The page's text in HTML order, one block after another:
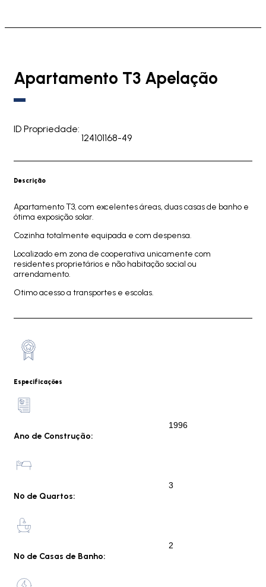
Apartamento T3 Apelação
ID Propriedade:
124101168-49
Descrição
Apartamento T3, com excelentes áreas, duas casas de banho e
ótima exposição solar.
Cozinha totalmente equipada e com despensa.
Localizado em zona de cooperativa unicamente com
residentes proprietários e não habitação social ou
arrendamento.
Otimo acesso a transportes e escolas.
Especificações
Ano de Construção:
1996
Nº de Quartos:
3
Nº de Casas de Banho:
2